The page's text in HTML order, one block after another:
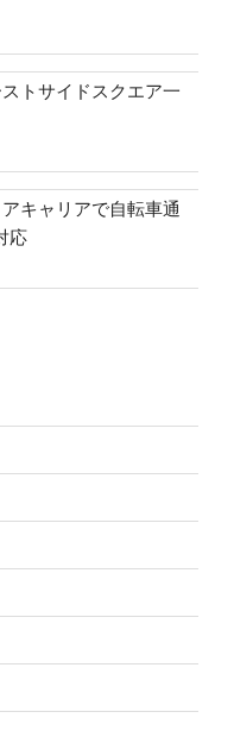
トサイドスクエア一
キャリアで自転車通
応